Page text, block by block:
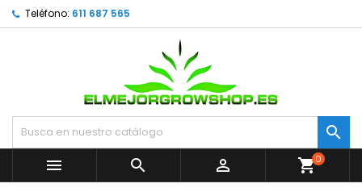
Teléfono: 611 687 565


  shopping_cart0